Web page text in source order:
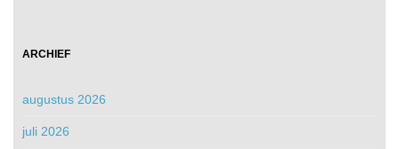
ARCHIEF
augustus 2026
juli 2026